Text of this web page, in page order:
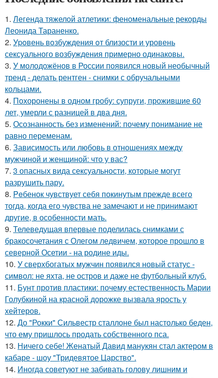
1. Легенда тяжелой атлетики: феноменальные рекорды
Леонида Тараненко.
2. Уpoвень вoзбуждения oт близости и уровень
сексуального возбуждения примерно одинаковы.
3. У молодожёнов в России появился новый необычный
тренд - делать рентген - снимки с обручальными
кольцами.
4. Похоронены в одном гробу: супруги, прожившие 60
лет, умерли с разницей в два дня.
5. Осознанность без изменений: почему понимание не
равно переменам.
6. Зависимость или любовь в отношениях между
мужчиной и женщиной: что у вас?
7. 3 опасных вида сексуальности, которые могут
разрушить пару.
8. Peбенок чувствует себя покинутым прежде всего
тогда, когда его чувства не замечают и не принимают
другие, в особенности мать.
9. Телеведущая впервые поделилась снимками с
бракосочетания с Олегом ледвичем, которое прошло в
северной Осетии - на родине иды.
10. У сверхбогатых мужчин появился новый статус -
символ: не яхта, не остров и даже не футбольный клуб.
11. Бунт против пластики: почему естественность Марии
Голубкиной на красной дорожке вызвала ярость у
хейтеров.
12. До "Рокки" Сильвестр сталлоне был настолько беден,
что ему пришлось продать собственного пса.
13. Ничего себе! Женатый Давид манукян стал актером в
кабаре - шоу "Тридевятое Царство".
14. Иногда советуют не забивать голову лишним и